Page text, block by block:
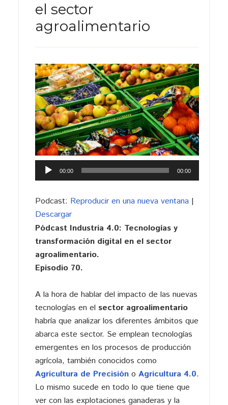
el sector
agroalimentario
Reproductor
de
00:00 00:00
Podcast: Reproducir en una nueva ventana|
Descargar
Pódcast Industria 4.0: Tecnologías y
transformación digital en el sector
agroalimentario.
Episodio 70.
A la hora de hablar del impacto de las nuevas
tecnologías en el sector agroalimentario
habría que analizar los diferentes ámbitos que
abarca este sector. Se emplean tecnologías
emergentes en los procesos de producción
agrícola, también conocidos como
Agricultura de Precisióno Agricultura 4.0.
Lo mismo sucede en todo lo que tiene que
ver con las explotaciones ganaderas y la